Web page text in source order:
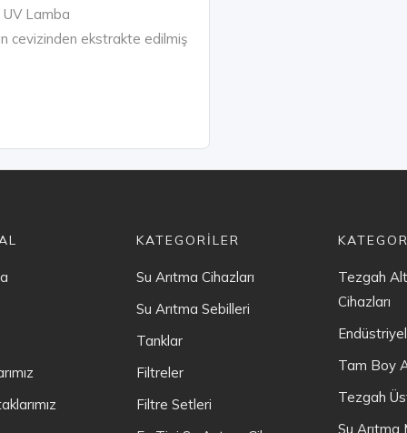
Lamba
cevizinden ekstrakte edilmiş
KATEGORİLER
Su Arıtma Cihazları
Su Arıtma Sebilleri
Tanklar
Filtreler
Filtre Setleri
Tezgah
Cihazları
Tam Boy
Tezgah
Su Arıtma